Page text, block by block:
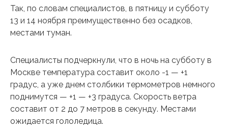
Так, по словам специалистов, в пятницу и субботу
13 и 14 ноября преимущественно без осадков,
местами туман.
Специалисты подчеркнули, что в ночь на субботу в
Москве температура составит около -1 — +1
градус, а уже днем столбики термометров немного
поднимутся — +1 — +3 градуса. Скорость ветра
составит от 2 до 7 метров в секунду. Местами
ожидается гололедица.